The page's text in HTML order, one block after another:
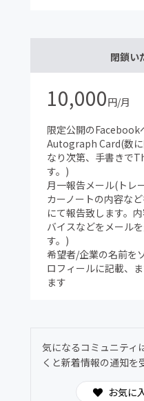
閉鎖い
10,000円/月
限定公開のFacebook
Autograph Card(数に
なり次第、手書きで
す。)
月一報告メール(トレ
カーノートの内容な
にて報告致します。
バイスなどをメール
す。)
希望者/企業の名前を
ロフィールに記載、
ます
気になるコミュニティ
くと新着情報の通知を
お気に